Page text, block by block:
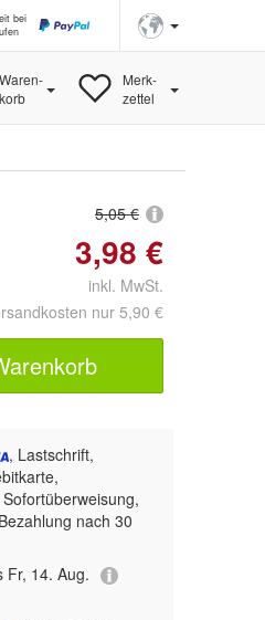
bei
Waren-
korb
Merk-
zettel
5,05 €
3,98 €
inkl. MwSt.
nur 5,90 €
, Lastschrift,
nach 30
Fr, 14. Aug.